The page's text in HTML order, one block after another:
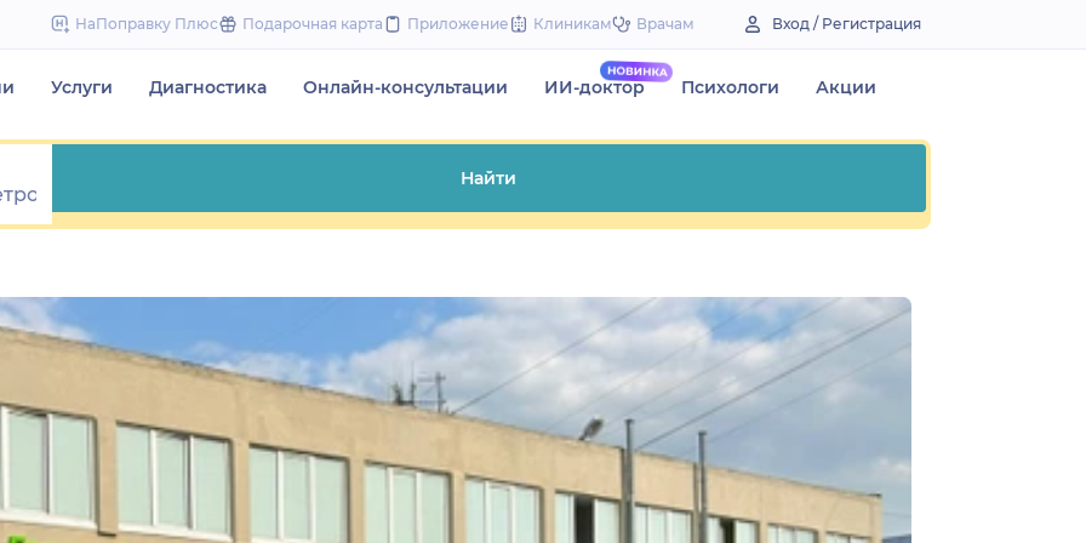
to
НаПоправку Плюс Подарочная карта Приложение Клиникам Врачам Вход / Регистрация
Услуги Диагностика Онлайн-консультации ИИ-доктор Психологи Акции
Найти